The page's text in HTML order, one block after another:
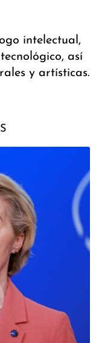
intelectual,
así
y artísticas.